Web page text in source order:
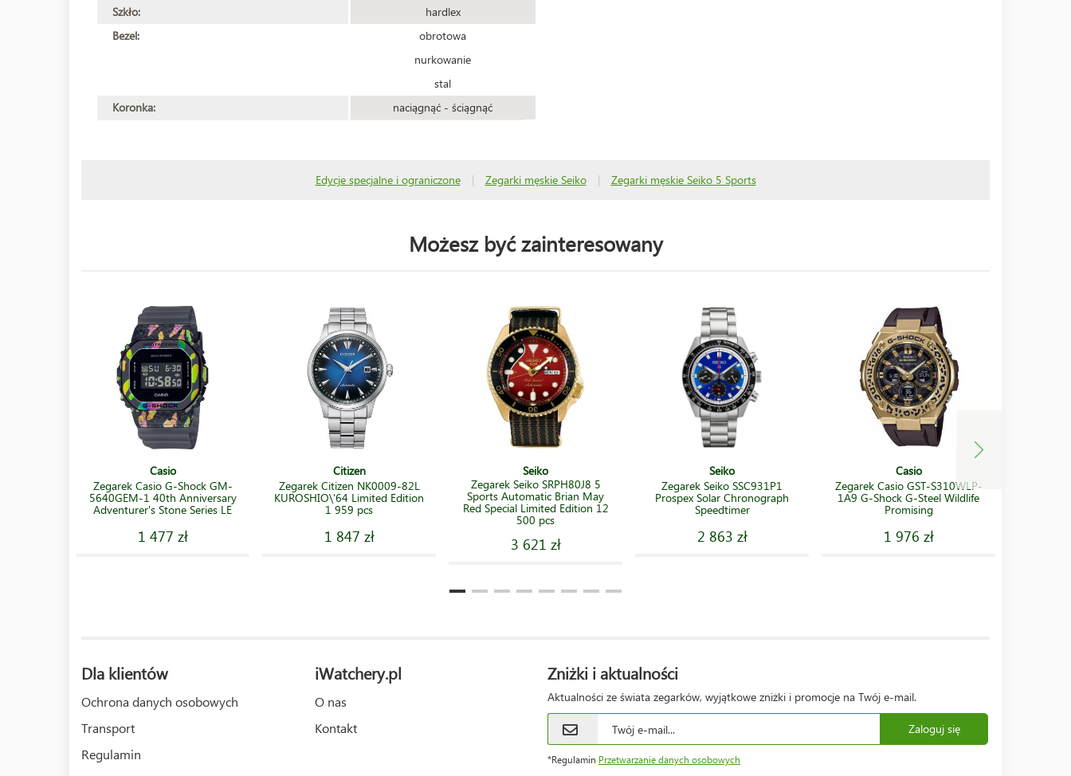
Szkło:
hardlex
Bezel:
obrotowa
nurkowanie
stal
Koronka:
naciągnąć - ściągnąć
Edycje specjalne i ograniczone | Zegarki męskie Seiko | Zegarki męskie Seiko 5 Sports
Możesz być zainteresowany
Casio
Zegarek Casio G-Shock GM-
5640GEM-1 40th Anniversary
Adventurer's Stone Series LE
1 477 zł
Citizen
Zegarek Citizen NK0009-82L
KUROSHIO\'64 Limited Edition
1 959 pcs
1 847 zł
Seiko
Zegarek Seiko SRPH80J8 5
Sports Automatic Brian May
Red Special Limited Edition 12
500 pcs
3 621 zł
Seiko
Zegarek Seiko SSC931P1
Prospex Solar Chronograph
Speedtimer
2 863 zł
Casio
Zegarek Casio GST-S310WLP-
1A9 G-Shock G-Steel Wildlife
Promising
1 976 zł
Dla klientów
Ochrona danych osobowych
Transport
Regulamin
iWatchery.pl
O nas
Kontakt
Zniżki i aktualności
Aktualności ze świata zegarków, wyjątkowe zniżki i promocje na Twój e-mail.
Zaloguj się
*Regulamin Przetwarzanie danych osobowych